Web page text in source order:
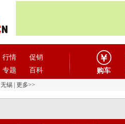
行情
促销
专题 百科 购车
无锡 更多>>